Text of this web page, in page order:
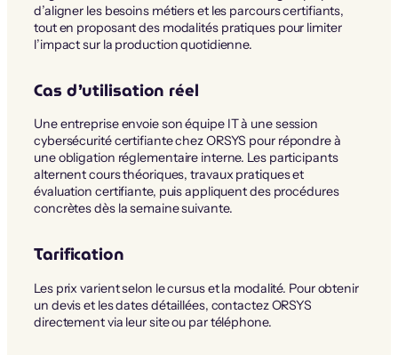
d’aligner les besoins métiers et les parcours certifiants,
tout en proposant des modalités pratiques pour limiter
l’impact sur la production quotidienne.
Cas d’utilisation réel
Une entreprise envoie son équipe IT à une session
cybersécurité certifiante chez ORSYS pour répondre à
une obligation réglementaire interne. Les participants
alternent cours théoriques, travaux pratiques et
évaluation certifiante, puis appliquent des procédures
concrètes dès la semaine suivante.
Tarification
Les prix varient selon le cursus et la modalité. Pour obtenir
un devis et les dates détaillées, contactez ORSYS
directement via leur site ou par téléphone.